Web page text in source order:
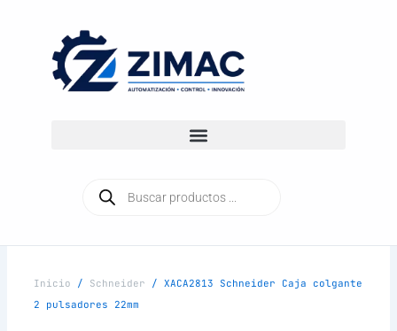
contenido
productos
Inicio / Schneider / XACA2813 Schneider Caja colgante
2 pulsadores 22mm